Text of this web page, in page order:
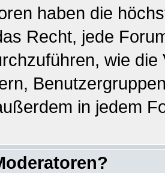
haben die
Recht, jede
wie
in jedem